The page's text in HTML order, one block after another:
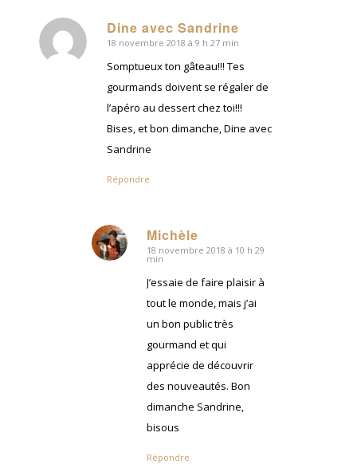
Dine avec Sandrine
dit
:
18 novembre 2018 à 9 h 27 min
Somptueux ton gâteau!!! Tes
gourmands doivent se régaler de
l’apéro au dessert chez toi!!!
Bises, et bon dimanche, Dine avec
Sandrine
Répondre
Michèle
dit
18 novembre 2018 à 10 h 29
min
J’essaie de faire plaisir à
tout le monde, mais j’ai
un bon public très
gourmand et qui
apprécie de découvrir
des nouveautés. Bon
dimanche Sandrine,
bisous
Répondre